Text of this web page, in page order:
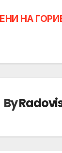
НА
By